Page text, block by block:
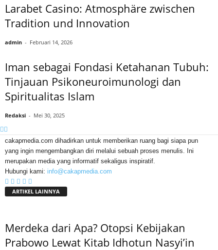
Larabet Casino: Atmosphäre zwischen
Tradition und Innovation
admin - Februari 14, 2026
Iman sebagai Fondasi Ketahanan Tubuh:
Tinjauan Psikoneuroimunologi dan
Spiritualitas Islam
Redaksi - Mei 30, 2025
cakapmedia.com dihadirkan untuk memberikan ruang bagi siapa pun
yang ingin mengembangkan diri melalui sebuah proses menulis. Ini
merupakan media yang informatif sekaligus inspiratif.
Hubungi kami: info@cakapmedia.com
ARTIKEL LAINNYA
Merdeka dari Apa? Otopsi Kebijakan
Prabowo Lewat Kitab Idhotun Nasyi’in